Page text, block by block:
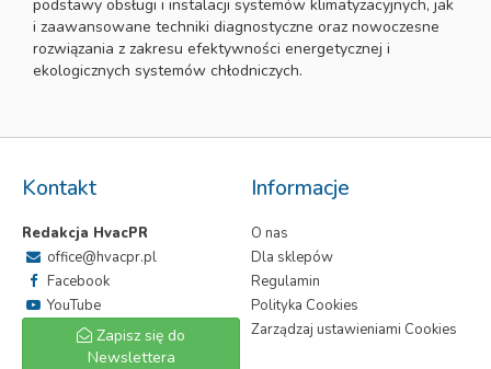
podstawy obsługi i instalacji systemów klimatyzacyjnych, jak
i zaawansowane techniki diagnostyczne oraz nowoczesne
rozwiązania z zakresu efektywności energetycznej i
ekologicznych systemów chłodniczych.
Kontakt
Redakcja HvacPR
office@hvacpr.pl
Facebook
YouTube
Zapisz się do
Newslettera
Informacje
O nas
Dla sklepów
Regulamin
Polityka Cookies
Zarządzaj ustawieniami Cookies